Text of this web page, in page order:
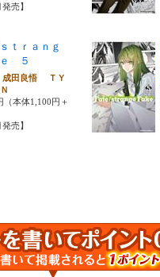
売】
ｔｒａｎｇ
５
田良悟 ＴＹ
Ｎ
（本体1,100円＋
売】